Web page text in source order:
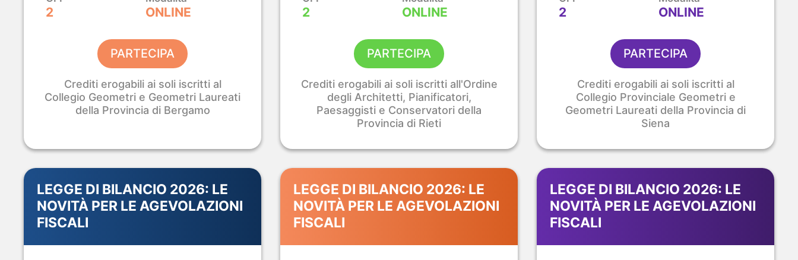
Certificazione
ASACERT
Percorsi da
48h o 72h
SCOPRI IL CORSO EGE
B-CAD 2026 · ROMA
4 – 5 – 6 Settembre · La Nuvola di Fuksas
alB-CAD 2026.
2 ONLINE
PARTECIPA
Crediti erogabili ai soli iscritti al
Collegio Geometri e Geometri Laureati
della Provincia di Bergamo
2 ONLINE
PARTECIPA
Crediti erogabili ai soli iscritti all'Ordine
degli Architetti, Pianificatori,
Paesaggisti e Conservatori della
Provincia di Rieti
2 ONLINE
PARTECIPA
Crediti erogabili ai soli iscritti al
Collegio Provinciale Geometri e
Geometri Laureati della Provincia di
Siena
LEGGE DI BILANCIO 2026: LE
NOVITÀ PER LE AGEVOLAZIONI
FISCALI
LEGGE DI BILANCIO 2026: LE
NOVITÀ PER LE AGEVOLAZIONI
FISCALI
LEGGE DI BILANCIO 2026: LE
NOVITÀ PER LE AGEVOLAZIONI
FISCALI